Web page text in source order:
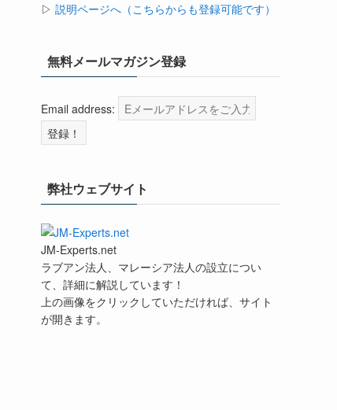
▷ 説明ページへ（こちらからも登録可能です）
無料メールマガジン登録
Email address:
弊社ウェブサイト
JM-Experts.net
ラブアン法人、マレーシア法人の設立につい
て、詳細に解説しています！
上の画像をクリックしていただければ、サイト
が開きます。